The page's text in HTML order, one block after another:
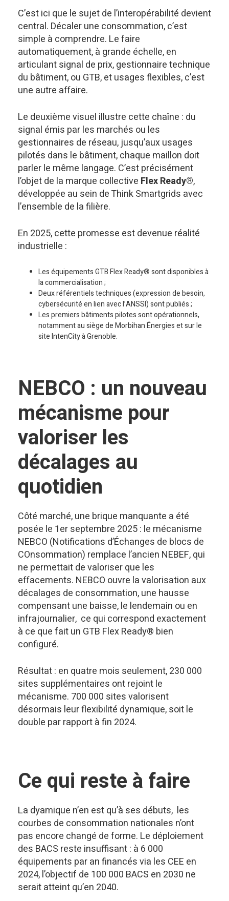
C’est ici que le sujet de l’interopérabilité devient
central. Décaler une consommation, c’est
simple à comprendre. Le faire
automatiquement, à grande échelle, en
articulant signal de prix, gestionnaire technique
du bâtiment, ou GTB, et usages flexibles, c’est
une autre affaire.
Le deuxième visuel illustre cette chaîne : du
signal émis par les marchés ou les
gestionnaires de réseau, jusqu’aux usages
pilotés dans le bâtiment, chaque maillon doit
parler le même langage. C’est précisément
l’objet de la marque collective Flex Ready®,
développée au sein de Think Smartgrids avec
l’ensemble de la filière.
En 2025, cette promesse est devenue réalité
industrielle :
Les équipements GTB Flex Ready® sont disponibles à
la commercialisation ;
Deux référentiels techniques (expression de besoin,
cybersécurité en lien avec l’ANSSI) sont publiés ;
Les premiers bâtiments pilotes sont opérationnels,
notamment au siège de Morbihan Énergies et sur le
site IntenCity à Grenoble.
NEBCO : un nouveau
mécanisme pour
valoriser les
décalages au
quotidien
Côté marché, une brique manquante a été
posée le 1er septembre 2025 : le mécanisme
NEBCO (Notifications d’Échanges de blocs de
COnsommation) remplace l’ancien NEBEF, qui
ne permettait de valoriser que les
effacements. NEBCO ouvre la valorisation aux
décalages de consommation, une hausse
compensant une baisse, le lendemain ou en
infrajournalier, ce qui correspond exactement
à ce que fait un GTB Flex Ready® bien
configuré.
Résultat : en quatre mois seulement, 230 000
sites supplémentaires ont rejoint le
mécanisme. 700 000 sites valorisent
désormais leur flexibilité dynamique, soit le
double par rapport à fin 2024.
Ce qui reste à faire
La dyamique n’en est qu’à ses débuts, les
courbes de consommation nationales n’ont
pas encore changé de forme. Le déploiement
des BACS reste insuffisant : à 6 000
équipements par an financés via les CEE en
2024, l’objectif de 100 000 BACS en 2030 ne
serait atteint qu’en 2040.